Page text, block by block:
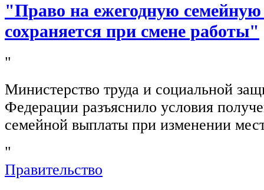
"Право на ежегодную
сохраняется при смене работы"
"
Министерство труда и социальной
Федерации разъяснило условия
семейной выплаты при изменении
"
Правительство